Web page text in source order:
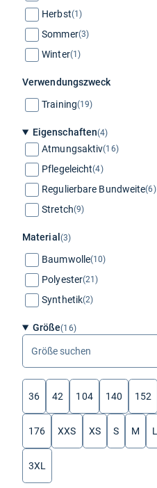
Herbst(1)
Sommer(3)
Winter(1)
Verwendungszweck
Training(19)
Eigenschaften(4)
Atmungsaktiv(16)
Pflegeleicht(4)
Regulierbare Bundweite(6)
Stretch(9)
Material (3)
Baumwolle(10)
Polyester(21)
Synthetik(2)
Größe(16)
Größe
suchen
36 42 104 140 152
176 XXS XS S M L
3XL